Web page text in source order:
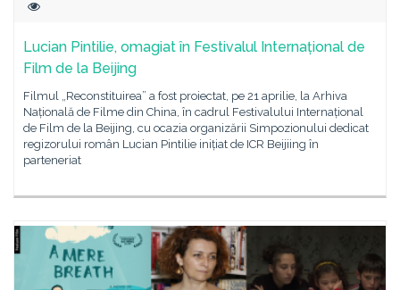
Lucian Pintilie, omagiat în Festivalul Internațional de
Film de la Beijing
Filmul „Reconstituirea” a fost proiectat, pe 21 aprilie, la Arhiva
Națională de Filme din China, în cadrul Festivalului Internațional
de Film de la Beijing, cu ocazia organizării Simpozionului dedicat
regizorului român Lucian Pintilie inițiat de ICR Beijiing în
parteneriat